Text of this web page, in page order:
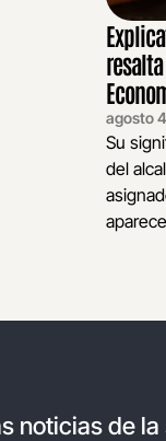
agosto
Su
del
noticias de